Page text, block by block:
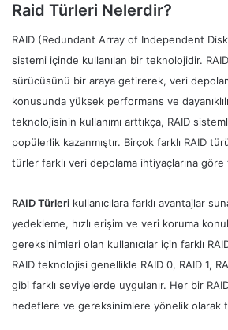
Raid Türleri Nelerdir?
RAID (Redundant Array of Independent
sistemi içinde kullanılan bir teknolojidir.
sürücüsünü bir araya getirerek, veri
konusunda yüksek performans ve
teknolojisinin kullanımı arttıkça, RAID
popülerlik kazanmıştır. Birçok farklı RAID
türler farklı veri depolama ihtiyaçlarına göre
RAID Türleri kullanıcılara farklı avantajlar
yedekleme, hızlı erişim ve veri koruma
gereksinimleri olan kullanıcılar için farklı
RAID teknolojisi genellikle RAID 0, RAID 1,
gibi farklı seviyelerde uygulanır. Her bir
hedeflere ve gereksinimlere yönelik olarak